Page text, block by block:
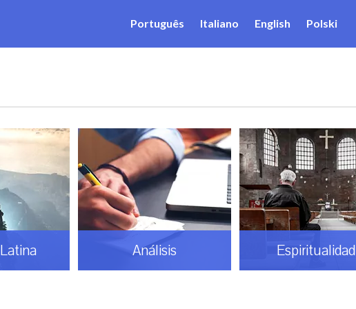
Português Italiano English Polski
Análisis Espiritualidad